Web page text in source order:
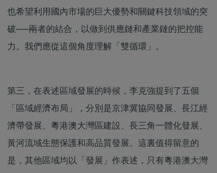
也希望利用國內市場的巨大優勢和關鍵科技領域的突
破──兩者的結合，以做到供應鏈和產業鏈的把控能
力。我們應從這個角度理解「雙循環」。
第三，在表述區域發展的時候，李克強提到了五個
「區域經濟布局」，分別是京津冀協同發展、長江經
濟帶發展、粵港澳大灣區建設、長三角一體化發展、
黃河流域生態保護和高品質發展。這裏值得留意的
是，其他區域均以「發展」作表述，只有粵港澳大灣